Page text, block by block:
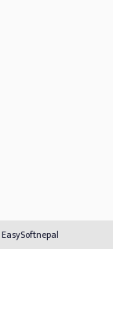
EasySoftnepal